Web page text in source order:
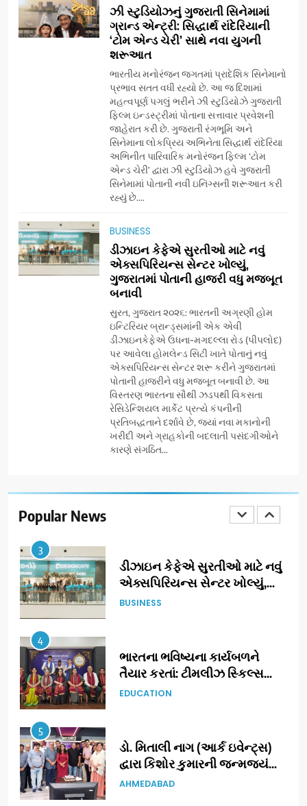
ઝી સ્ટુડિયોઝનું ગુજરાતી સિનેમામાં
ગ્રાન્ડ એન્ટ્રી: સિદ્ધાર્થ રાંદેરિયાની
‘ટોમ એન્ડ ચેરી’ સાથે નવા યુગની
શરૂઆત
ભારતીય મનોરંજન જગતમાં પ્રાદેશિક સિનેમાનો
પ્રભાવ સતત વધી રહ્યો છે. આ જ દિશામાં
મહત્વપૂર્ણ પગલું ભરીને ઝી સ્ટુડિયોઝે ગુજરાતી
ફિલ્મ ઇન્ડસ્ટ્રીમાં પોતાના સત્તાવાર પ્રવેશની
જાહેરાત કરી છે. ગુજરાતી રંગભૂમિ અને
સિનેમાના લોકપ્રિય અભિનેતા સિદ્ધાર્થ રાંદેરિયા
અભિનીત પારિવારિક મનોરંજન ફિલ્મ ‘ટોમ
એન્ડ ચેરી’ દ્વારા ઝી સ્ટુડિયોઝ હવે ગુજરાતી
સિનેમામાં પોતાની નવી ઇનિંગ્સની શરૂઆત કરી
રહ્યું છે....
BUSINESS
ડીઝાઇન કેફેએ સુરતીઓ માટે નવું
એક્સપિરિયન્સ સેન્ટર ખોલ્યું,
ગુજરાતમાં પોતાની હાજરી વધુ મજબૂત
બનાવી
સુરત, ગુજરાત ૨૦૨૬: ભારતની અગ્રણી હોમ
ઇન્ટિરિયર બ્રાન્ડ્સમાંની એક એવી
ડીઝાઇનકેફેએ ઉધના-મગદલ્લા રોડ (પીપલોદ)
પર આવેલા હોમલેન્ડ સિટી ખાતે પોતાનું નવું
એક્સપિરિયન્સ સેન્ટર શરૂ કરીને ગુજરાતમાં
પોતાની હાજરીને વધુ મજબૂત બનાવી છે. આ
વિસ્તરણ ભારતના સૌથી ઝડપથી વિકસતા
રેસિડેન્શિયલ માર્કેટ પ્રત્યે કંપનીની
પ્રતિબદ્ધતાને દર્શાવે છે, જ્યાં નવા મકાનોની
ખરીદી અને ગ્રાહકોની બદલાતી પસંદગીઓને
કારણે સંગઠિત...
Popular News
5
ડો. મિતાલી નાગ (આર્ક ઇવેન્ટ્સ)
દ્વારા કિશોર કુમારની જન્મજયંતિ
નિમિત્તે સંગીતમય શ્રદ્ધાંજલિ
AHMEDABAD
177 દેશો અને 52 લાખ દર્શકો:
ગુજરાતી OTT પ્લેટફોર્મ ‘જોજો’
(JOJO) નો વિશ્વભરમાં દબદબો
BUSINESS
અમદાવાદમાં યોજાયેલા ‘ઓકલ્ટ
ટેરોટ રીડર પુનિતજી લુલ્લા એ ટેરોટ
કાર્ડ રીડિંગ અંગે માહિતી આપી
AHMEDABAD
8
ગ્લોબલ એક્સેલન્સ ફોરમ દ્વારા
નેશનલ લીડરશિપ કોન્કલેવ તથા
ભારત સમ્માન ૨૦૨૬નો ભવ્ય અને
પ્રતિષ્ઠિત કાર્યક્રમ નવી દિલ્હીમાં
સફળતાપૂર્વક યોજાયો
BUSINESS
ગેટ સેટ ગો રિવ્યુ: ગુજરાતી
સિનેમામાં એક્શન અને રોમાંચનો
એક તદ્દન નવો અને અનોખો
અંદાજ
ENTERTAINMENT
ગ્રાન્ડ એન્ટ્રી: સિદ્ધાર્થ રાંદેરિયાની
‘ટોમ એન્ડ ચેરી’ સાથે નવા યુગની
3
ડીઝાઇન કેફેએ સુરતીઓ માટે નવું
એક્સપિરિયન્સ સેન્ટર ખોલ્યું,
ગુજરાતમાં પોતાની હાજરી વધુ
BUSINESS
4
ભારતના ભવિષ્યના કાર્યબળને
તૈયાર કરતાં: ટીમલીઝ સ્કિલ્સ
યુનિવર્સિટીએ 65 સ્નાતકોને ડિગ્રી
EDUCATION
5
ડો. મિતાલી નાગ (આર્ક ઇવેન્ટ્સ)
દ્વારા કિશોર કુમારની જન્મજયંતિ
નિમિત્તે સંગીતમય શ્રદ્ધાંજલિ
AHMEDABAD